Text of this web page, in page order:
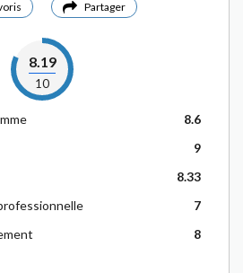
Partager
8.19
10
8.6
9
8.33
7
8